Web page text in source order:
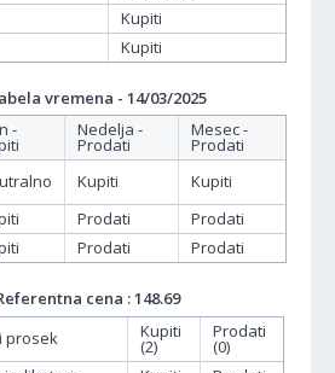
Kupiti
Kupiti
vremena - 14/03/2025
- Nedelja -
Prodati
Mesec -
Prodati
Kupiti
Kupiti
Prodati
Prodati
Prodati Prodati
cena : 148.69
prosek Kupiti
(2)
Prodati
(0)